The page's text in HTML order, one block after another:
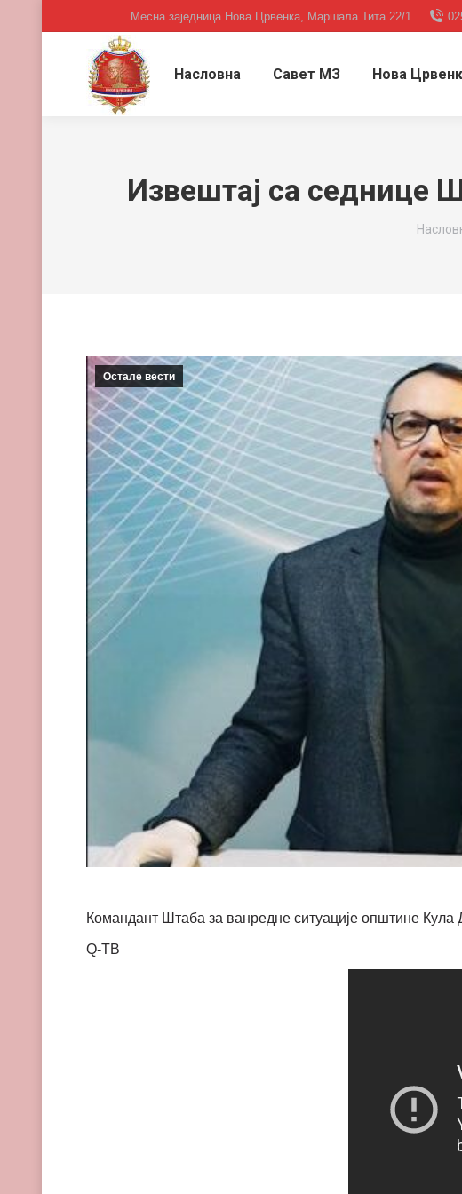
Месна заједница Нова Црвенка, Маршала Тита 22/1
Насловна Савет МЗ Нова
Извештај са седнице
You
Остале вести
Командант Штаба за ванредне ситуације општине
Q-TВ